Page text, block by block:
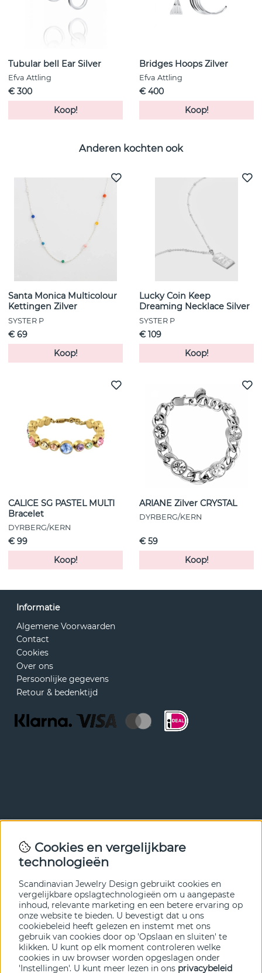
Tubular bell Ear Silver
Efva Attling
€ 300
Koop!
Bridges Hoops Zilver
Efva Attling
€ 400
Koop!
Anderen kochten ook
Santa Monica Multicolour
Kettingen Zilver
SYSTER P
€ 69
Koop!
Lucky Coin Keep
Dreaming Necklace Silver
SYSTER P
€ 109
Koop!
CALICE SG PASTEL MULTI
Bracelet
DYRBERG/KERN
€ 99
Koop!
ARIANE Zilver CRYSTAL
DYRBERG/KERN
€ 59
Koop!
Informatie
Algemene Voorwaarden
Contact
Cookies
Over ons
Persoonlijke gegevens
Retour & bedenktijd
Met onze nieuwsbrief ben je als eerste op de hoogte van
nieuws en aanbiedingen. Meld je hieronder aan.
VERZENDEN
Cookies en vergelijkbare
technologieën
Scandinavian Jewelry Design gebruikt cookies en
vergelijkbare opslagtechnologieën om u aangepaste
inhoud, relevante marketing en een betere ervaring op
onze website te bieden. U bevestigt dat u ons
cookiebeleid heeft gelezen en instemt met ons
gebruik van cookies door op 'Opslaan en sluiten' te
klikken. U kunt op elk moment controleren welke
cookies in uw browser worden opgeslagen onder
'Instellingen'. U kunt meer lezen in ons privacybeleid